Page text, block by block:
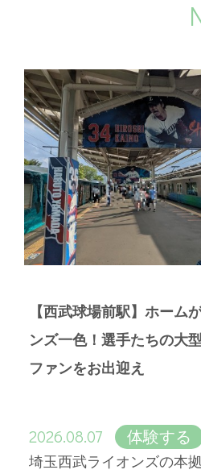
【西武球場前駅】ホーム
ンズ一色！選手たちの大
ファンをお出迎え
2026.08.07 体験する
埼玉西武ライオンズの本